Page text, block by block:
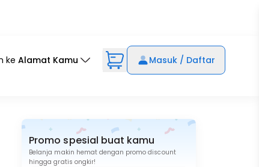
ke Alamat Kamu Masuk / Daftar
Promo spesial buat kamu
Belanja makin hemat dengan promo discount
hingga gratis ongkir!